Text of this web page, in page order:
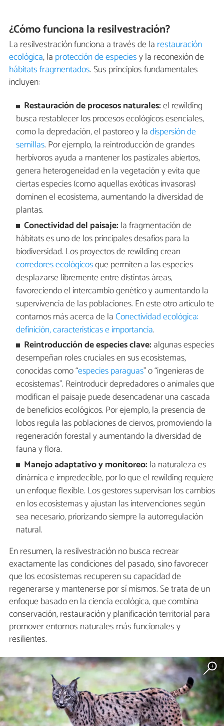
¿Cómo funciona la resilvestración?
La resilvestración funciona a través de la restauración
ecológica, la protección de especiesy la reconexión de
hábitats fragmentados. Sus principios fundamentales
incluyen:
Restauración de procesos naturales:el rewilding
busca restablecer los procesos ecológicos esenciales,
como la depredación, el pastoreo y ladispersión de
semillas. Por ejemplo, la reintroducción de grandes
herbívoros ayuda a mantener los pastizales abiertos,
genera heterogeneidad en la vegetación y evita que
ciertas especies (como aquellas exóticas invasoras)
dominen el ecosistema, aumentando la diversidad de
plantas.
Conectividad del paisaje: la fragmentación de
hábitats es uno de los principales desafíos para la
biodiversidad. Los proyectos de rewilding crean
corredores ecológicosque permiten a las especies
desplazarse libremente entre distintas áreas,
favoreciendo el intercambio genético y aumentando la
supervivencia de las poblaciones. En este otro artículo te
contamos más acerca de laConectividad ecológica:
definición, características e importancia.
Reintroducción de especies clave: algunas especies
desempeñan roles cruciales en sus ecosistemas,
conocidas como “especies paraguas” o “ingenieras de
ecosistemas”. Reintroducir depredadores o animales que
modifican el paisaje puede desencadenar una cascada
de beneficios ecológicos. Por ejemplo, la presencia de
lobos regula las poblaciones de ciervos, promoviendo la
regeneración forestal y aumentando la diversidad de
fauna y flora.
Manejo adaptativo y monitoreo: la naturaleza es
dinámica e impredecible, por lo que el rewilding requiere
un enfoque flexible. Los gestores supervisan los cambios
en los ecosistemas y ajustan las intervenciones según
sea necesario, priorizando siempre la autorregulación
natural.
En resumen, la resilvestración no busca recrear
exactamente las condiciones del pasado, sino favorecer
que los ecosistemas recuperen su capacidad de
regenerarse y mantenerse por sí mismos. Se trata de un
enfoque basado en la ciencia ecológica, que combina
conservación, restauración y planificación territorial para
promover entornos naturales más funcionales y
resilientes.